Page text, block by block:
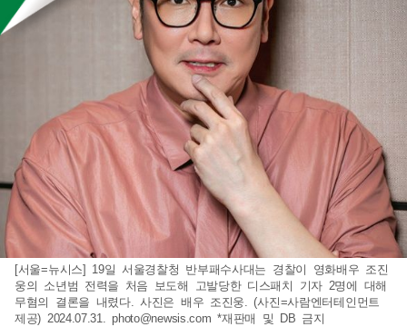
[서울=뉴시스] 19일 서울경찰청 반부패수사대는 경찰이 영화배우 조진
웅의 소년범 전력을 처음 보도해 고발당한 디스패치 기자 2명에 대해
무혐의 결론을 내렸다. 사진은 배우 조진웅. (사진=사람엔터테인먼트
제공) 2024.07.31.photo@newsis.com *재판매 및 DB 금지